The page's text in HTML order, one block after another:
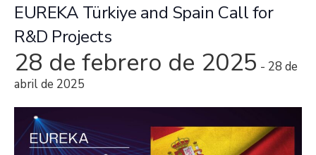
EUREKA Türkiye and Spain Call for
R&D Projects
28 de febrero de 2025 - 28 de
abril de 2025